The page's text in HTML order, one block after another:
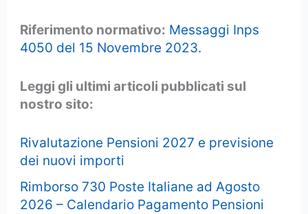
Riferimento normativo: Messaggi Inps
4050 del 15 Novembre 2023.
Leggi gli ultimi articoli pubblicati sul
nostro sito:
Rivalutazione Pensioni 2027 e previsione
dei nuovi importi
Rimborso 730 Poste Italiane ad Agosto
2026 – Calendario Pagamento Pensioni